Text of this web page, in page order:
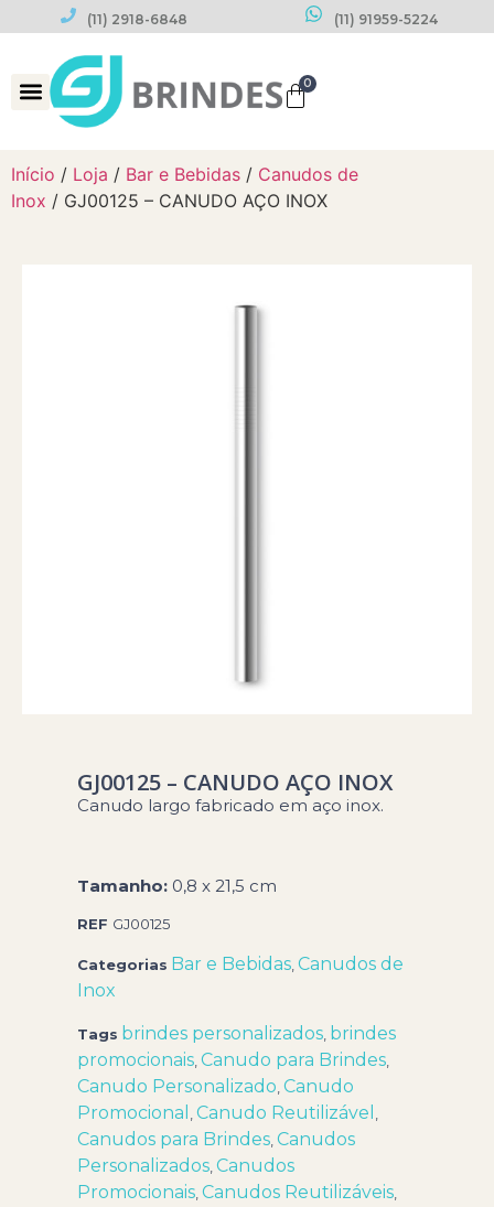
(11) 2918-6848 (11) 91959-5224
0
Início / Loja / Bar e Bebidas / Canudos de
Inox / GJ00125 – CANUDO AÇO INOX
GJ00125 – CANUDO AÇO INOX
Canudo largo fabricado em aço inox.
Tamanho: 0,8 x 21,5 cm
REF GJ00125
Categorias Bar e Bebidas,Canudos de
Inox
Tags brindes personalizados, brindes
promocionais,Canudo para Brindes,
Canudo Personalizado,Canudo
Promocional ,Canudo Reutilizável ,
Canudos para Brindes,Canudos
Personalizados,Canudos
Promocionais,Canudos Reutilizáveis,